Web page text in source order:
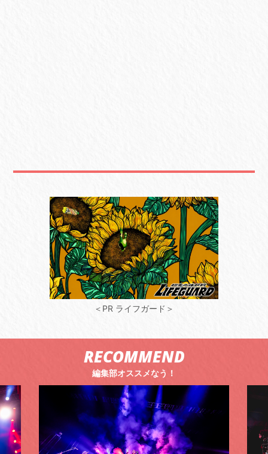
＜PR ライフガード＞
RECOMMEND
編集部オススメなう！